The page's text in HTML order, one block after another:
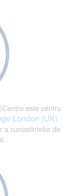
este centru
London (UK)
a cunostintelor de